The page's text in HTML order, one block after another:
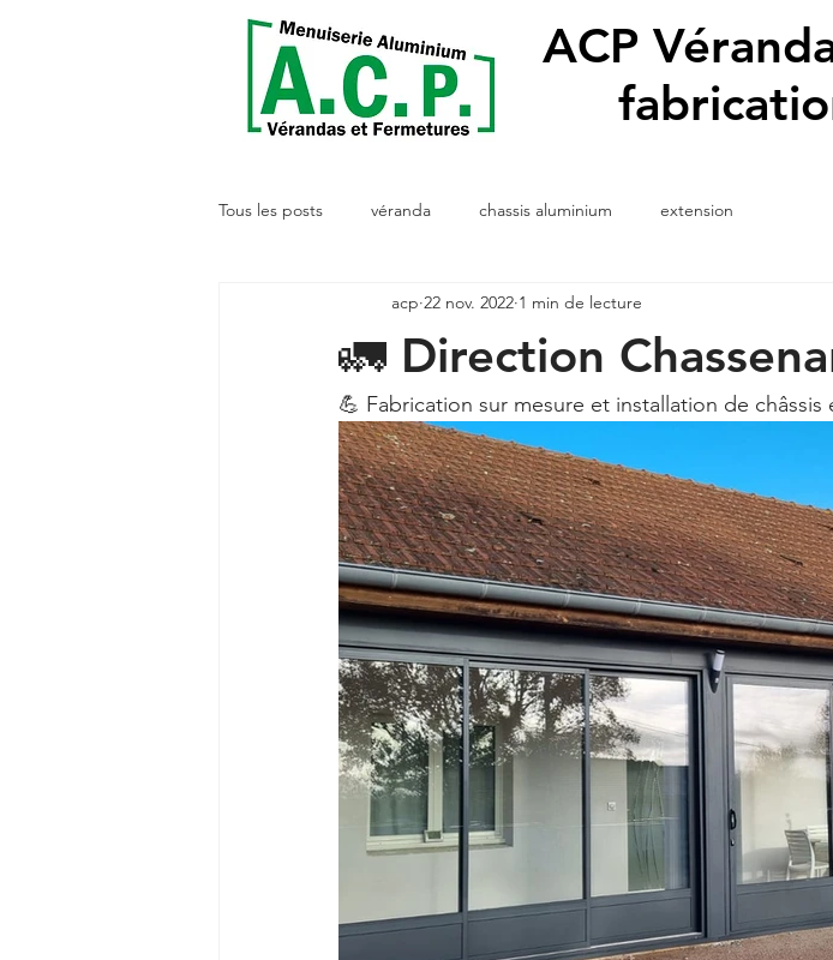
ACP
Tous les posts véranda chassis aluminium extension
🚛 Direction
acp 22 nov. 2022 1 min de lecture
💪 Fabrication sur mesure et installation de châssis